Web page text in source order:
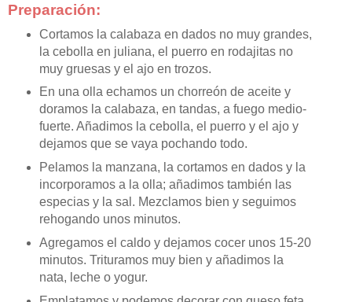
Preparación:
Cortamos la calabaza en dados no muy grandes,
la cebolla en juliana, el puerro en rodajitas no
muy gruesas y el ajo en trozos.
En una olla echamos un chorreón de aceite y
doramos la calabaza, en tandas, a fuego medio-
fuerte. Añadimos la cebolla, el puerro y el ajo y
dejamos que se vaya pochando todo.
Pelamos la manzana, la cortamos en dados y la
incorporamos a la olla; añadimos también las
especias y la sal. Mezclamos bien y seguimos
rehogando unos minutos.
Agregamos el caldo y dejamos cocer unos 15-20
minutos. Trituramos muy bien y añadimos la
nata, leche o yogur.